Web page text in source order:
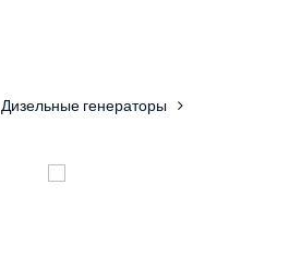
Дизельные генераторы